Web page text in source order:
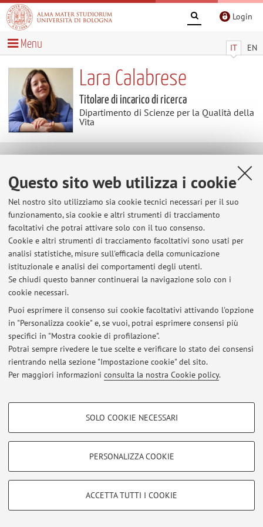
Questo sito web utilizza i cookie
Nel nostro sito utilizziamo sia cookie tecnici necessari per il suo
funzionamento, sia cookie e altri strumenti di tracciamento
facoltativi che potrai attivare solo con il tuo consenso.
Cookie e altri strumenti di tracciamento facoltativi sono usati per
analisi statistiche, misure sull'efficacia della comunicazione
istituzionale e analisi dei comportamenti degli utenti.
Se chiudi questo banner continuerai la navigazione solo con i
cookie necessari.
Puoi esprimere il consenso sui cookie facoltativi attivando l'opzione
in "Personalizza cookie" e, se vuoi, potrai esprimere consensi più
specifici in "Mostra cookie di profilazione".
Potrai sempre rivedere le tue scelte e verificare lo stato dei consensi
rientrando nella sezione "Impostazione cookie" del sito.
Per maggiori informazioni consulta la nostra Cookie policy.
COOKIE DI PROFILAZIONE - FACOLTATIVI
COOKIE TECNICI - NECESSARI
Si tratta di cookie tecnici utilizzati, a titolo esemplificativo, per il corretto
SOLO COOKIE NECESSARI
PERSONALIZZA COOKIE
ACCETTA TUTTI I COOKIE
Login
IT EN
Menu
Lara Calabrese
Titolare di incarico di ricerca
Dipartimento di Scienze per la Qualità della
Vita
E-mail: lara.calabrese3@unibo.it
Dipartimento di Scienze per la Qualità della Vita
Corso D'Augusto 237, Rimini -Vai alla mappa
Ultimi avvisi
Al momento non sono presenti avvisi.
© 2026 - ALMA MATER STUDIORUM - Università di Bologna - Via
Zamboni, 33 - 40126 Bologna - Partita IVA: 01131710376
|Note legali|Impostazioni Cookie